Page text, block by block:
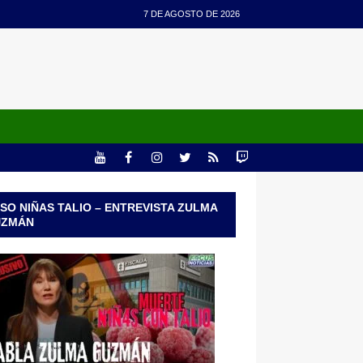
7 DE AGOSTO DE 2026
NIÑAS TALIO – ENTREVISTA ZULMA